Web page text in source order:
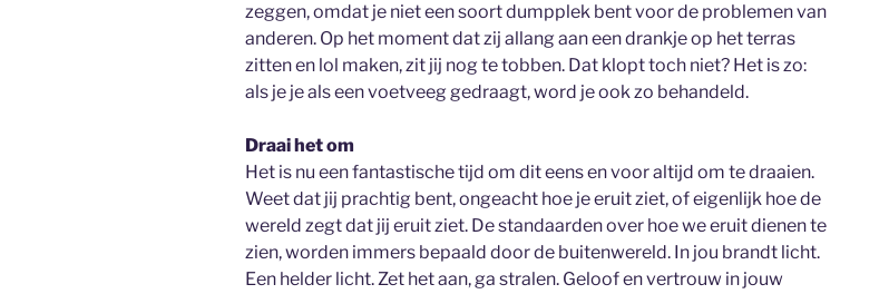
zeggen, omdat je niet een soort dumpplek bent voor de problemen van
anderen. Op het moment dat zij allang aan een drankje op het terras
zitten en lol maken, zit jij nog te tobben. Dat klopt toch niet? Het is zo:
als je je als een voetveeg gedraagt, word je ook zo behandeld.
Draai het om
Het is nu een fantastische tijd om dit eens en voor altijd om te draaien.
Weet dat jij prachtig bent, ongeacht hoe je eruit ziet, of eigenlijk hoe de
wereld zegt dat jij eruit ziet. De standaarden over hoe we eruit dienen te
zien, worden immers bepaald door de buitenwereld. In jou brandt licht.
Een helder licht. Zet het aan, ga stralen. Geloof en vertrouw in jouw